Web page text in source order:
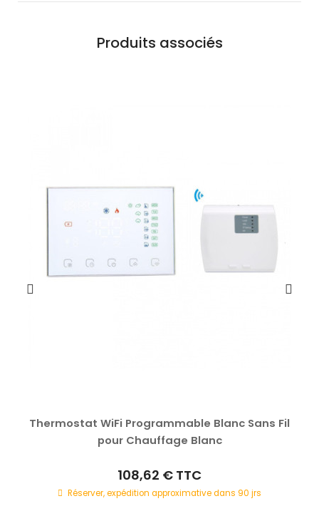
Produits associés
Thermostat WiFi Programmable Blanc Sans Fil
pour Chauffage Blanc
108,62 € TTC
Réserver, expédition approximative dans 90 jrs